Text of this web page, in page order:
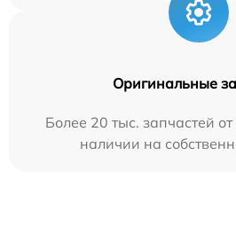
Оригинальные
Более 20 тыс. запчастей
наличии на